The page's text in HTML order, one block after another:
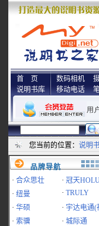
首 页
说明书库
数码相机
移动电话
您当前的位置： 说明
品牌导航
· 合众思壮 · 冠天
· 纽曼 · TRULY
· 华硕 · 宇达电通(
· 索骥 · 城际通